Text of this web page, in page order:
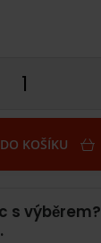
KOŠÍKU
s výběrem?